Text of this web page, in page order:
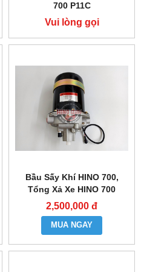
700 P11C
Vui lòng gọi
Bầu Sấy Khí HINO 700,
Tổng Xả Xe HINO 700
2,500,000 đ
MUA NGAY